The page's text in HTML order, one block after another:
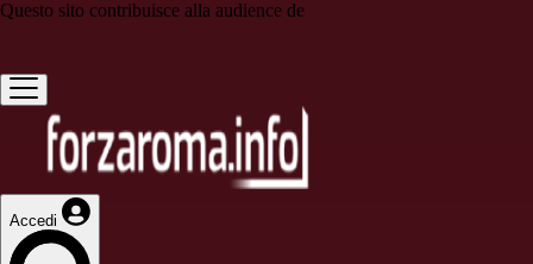
Questo sito contribuisce alla audience de
Accedi